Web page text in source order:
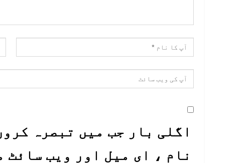
اگلی بار جب میں تبصرہ
نام ، ای میل اور ویب سائٹ